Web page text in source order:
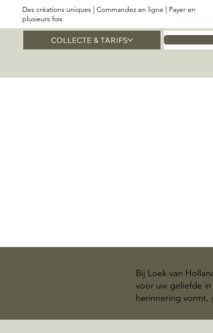
Des créations uniques | Commandez en ligne | Payer en
plusieurs fois
COLLECTE & TARIFS
Bij Loek van
voor uw geliefde
herinnering vormt,